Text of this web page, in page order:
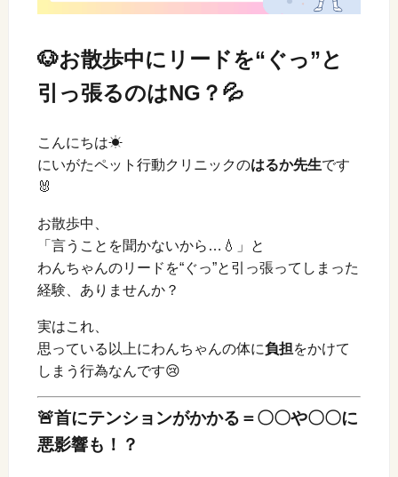
🐶お散歩中にリードを“ぐっ”と
引っ張るのはNG？💦
こんにちは☀
にいがたペット行動クリニックのはるか先生です
🐰
お散歩中、
「言うことを聞かないから…💧」と
わんちゃんのリードを“ぐっ”と引っ張ってしまった
経験、ありませんか？
実はこれ、
思っている以上にわんちゃんの体に負担をかけて
しまう行為なんです😢
🚨首にテンションがかかる＝〇〇や〇〇に
悪影響も！？